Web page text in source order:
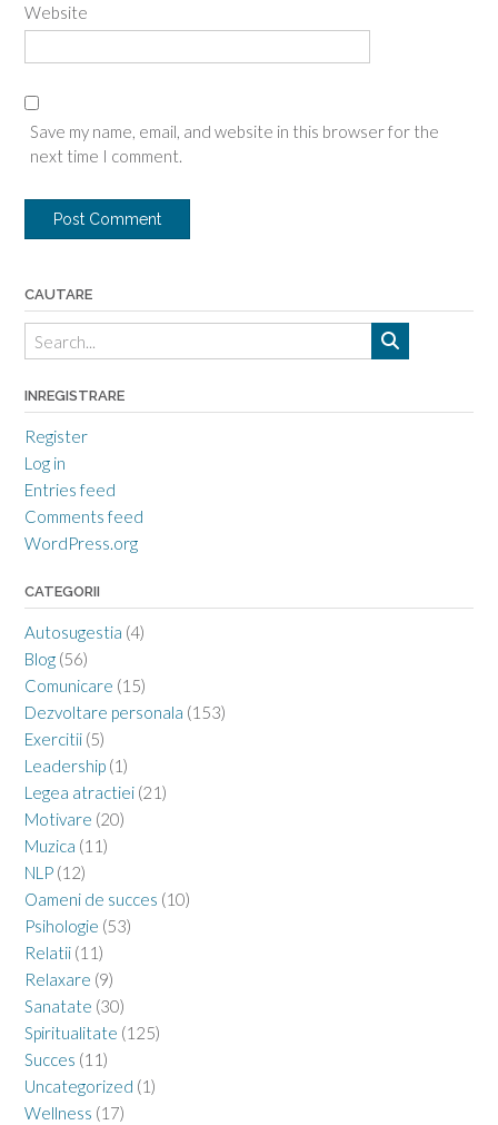
Website
Save my name, email, and website in this browser for the
next time I comment.
CAUTARE
INREGISTRARE
Register
Log in
Entries feed
Comments feed
WordPress.org
CATEGORII
Autosugestia (4)
Blog (56)
Comunicare (15)
Dezvoltare personala (153)
Exercitii (5)
Leadership (1)
Legea atractiei (21)
Motivare (20)
Muzica (11)
NLP (12)
Oameni de succes (10)
Psihologie (53)
Relatii (11)
Relaxare (9)
Sanatate (30)
Spiritualitate (125)
Succes (11)
Uncategorized (1)
Wellness (17)